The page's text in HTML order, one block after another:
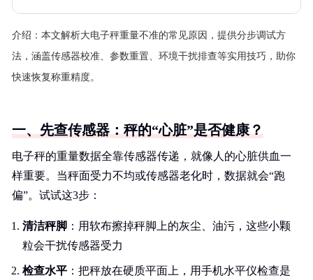
介绍： 本文解析大电子秤重量不准的常见原因，提供分步调试方
法，涵盖传感器校准、参数重置、环境干扰排查等实用技巧，助你
快速恢复称重精度。
一、先查传感器：秤的“心脏”是否健康？
电子秤的重量数据全靠传感器传递，就像人的心脏供血一
样重要。当秤面受力不均或传感器老化时，数据就会“跑
偏”。试试这3步：
清洁秤脚 ：用软布擦掉秤脚上的灰尘、油污，这些小颗
粒会干扰传感器受力
检查水平 ：把秤放在硬质平面上，用手机水平仪检查是